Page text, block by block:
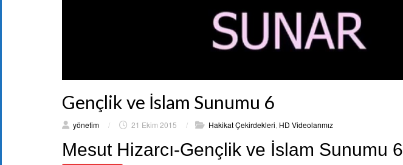
Gençlik ve İslam Sunumu 6
yönetim / 21 Ekim 2015 / Hakikat Çekirdekleri HD Videolarımız
Mesut Hizarcı-Gençlik ve İslam Sunumu 6